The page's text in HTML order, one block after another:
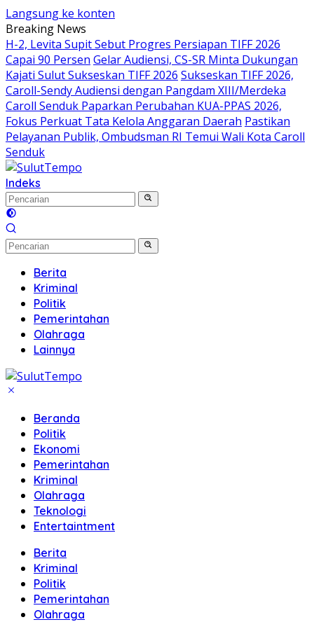
Langsung ke konten
Breaking News
H-2, Levita Supit Sebut Progres Persiapan TIFF 2026
Capai 90 Persen Gelar Audiensi, CS-SR Minta Dukungan
Kajati Sulut Sukseskan TIFF 2026 Sukseskan TIFF 2026,
Caroll-Sendy Audiensi dengan Pangdam XIII/Merdeka
Caroll Senduk Paparkan Perubahan KUA-PPAS 2026,
Fokus Perkuat Tata Kelola Anggaran Daerah Pastikan
Pelayanan Publik, Ombudsman RI Temui Wali Kota Caroll
Senduk
Indeks
Berita
Kriminal
Politik
Pemerintahan
Olahraga
Lainnya
Beranda
Politik
Ekonomi
Pemerintahan
Kriminal
Olahraga
Teknologi
Entertaintment
Berita
Kriminal
Politik
Pemerintahan
Olahraga